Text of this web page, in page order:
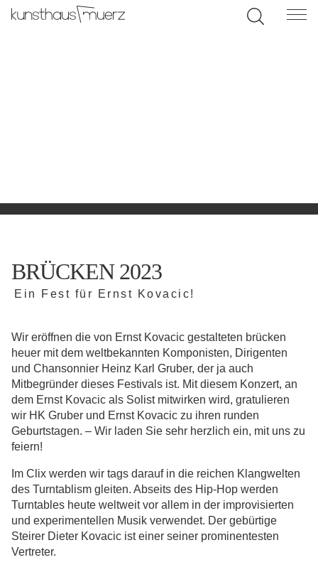
BRÜCKEN 2023
Ein Fest für Ernst Kovacic!
Wir eröffnen die von Ernst Kovacic gestalteten brücken
heuer mit dem weltbekannten Komponisten, Dirigenten
und Chansonnier Heinz Karl Gruber, der ja auch
Mitbegründer dieses Festivals ist. Mit diesem Konzert, an
dem Ernst Kovacic als Solist mitwirken wird, gratulieren
wir HK Gruber und Ernst Kovacic zu ihren runden
Geburtstagen. – Wir laden Sie sehr herzlich ein, mit uns zu
feiern!
Im Clix werden wir tags darauf in die reichen Klangwelten
des Turntablism gleiten. Abseits des Hip-Hop werden
Turntables heute weltweit vor allem in der improvisierten
und experimentellen Musik verwendet. Der gebürtige
Steirer Dieter Kovacic ist einer seiner prominentesten
Vertreter.